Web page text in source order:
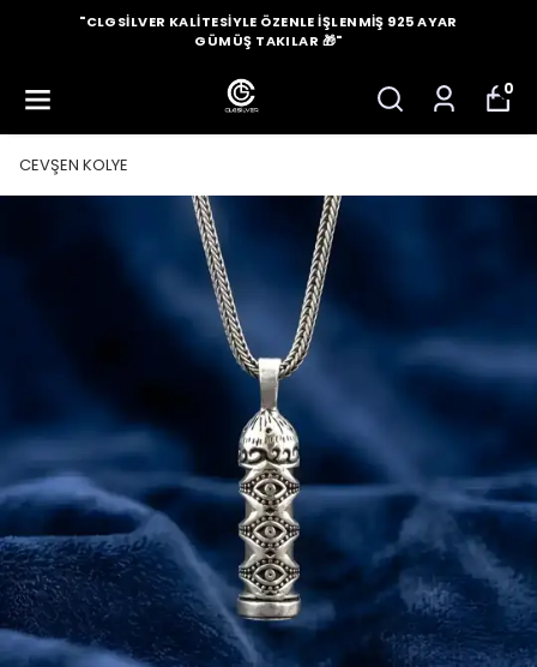
"CLGSILVER KALITESIYLE ÖZENLE İŞLENMIŞ 925 AYAR
GÜMÜŞ TAKILAR 🎁"
0
CEVŞEN KOLYE